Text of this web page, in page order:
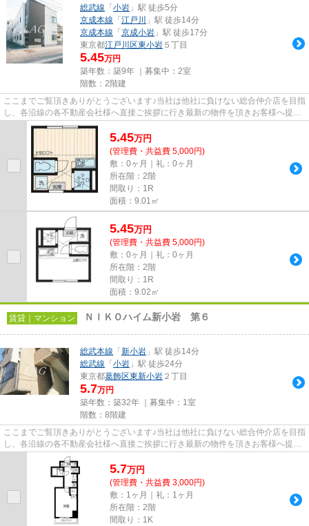
総武線 「 小岩 」駅 徒歩5分
京成本線 「 江戸川
」駅 徒歩14分
京成本線 「 京成小岩 」駅 徒歩17分
東京都江戸川区東小岩 ５丁目
5.45万円
築年数：築9年 ｜募集中： 2室
階数：2階建
ここまでご覧頂きありがとうございます♪当社は他社に負けない総合仲介店を目指
し、各沿線の各不動産会社様へ直接ご挨拶に行き最新の物件を頂きお客様へ提供
しております！最新の情報は...
5.45万円
(管理費・共益費 5,000円)
敷：0ヶ月｜礼：0ヶ月
所在階：2階
間取り：1R
面積：9.01㎡
5.45万円
(管理費・共益費 5,000円)
敷：0ヶ月｜礼：0ヶ月
所在階：2階
間取り：1R
面積：9.02㎡
賃貸｜マンション ＮＩＫＯハイム新小岩 第６
総武本線 「 新小岩 」駅 徒歩14分
総武線 「 小岩 」駅 徒歩24分
東京都葛飾区東新小岩 ２丁目
5.7万円
築年数：築32年 ｜募集中： 1室
階数：8階建
ここまでご覧頂きありがとうございます♪当社は他社に負けない総合仲介店を目指
し、各沿線の各不動産会社様へ直接ご挨拶に行き最新の物件を頂きお客様へ提供
しております！最新の情報は...
5.7万円
(管理費・共益費 3,000円)
敷：1ヶ月｜礼：1ヶ月
所在階：2階
間取り：1K